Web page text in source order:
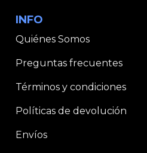
INFO
Quiénes Somos
Preguntas frecuentes
Términos y condiciones
Políticas de devolución
Envíos